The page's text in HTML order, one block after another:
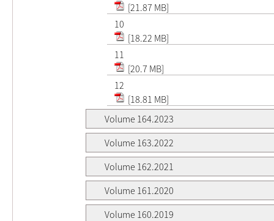
[21.87 MB]
10
[18.22 MB]
11
[20.7 MB]
12
[18.81 MB]
Volume 164.2023
Volume 163.2022
Volume 162.2021
Volume 161.2020
Volume 160.2019